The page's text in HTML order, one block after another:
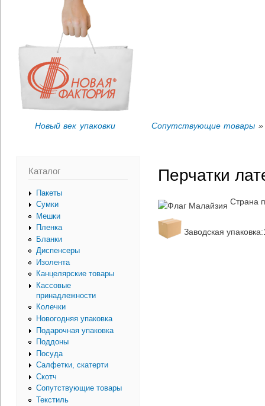
Новый век упаковки Сопутствующие товары »
Каталог
Пакеты
Сумки
Мешки
Пленка
Бланки
Диспенсеры
Изолента
Канцелярские товары
Кассовые
принадлежности
Колечки
Новогодняя упаковка
Подарочная упаковка
Поддоны
Посуда
Салфетки, скатерти
Скотч
Сопутствующие товары
Текстиль
Перчатки
Страна
Заводская